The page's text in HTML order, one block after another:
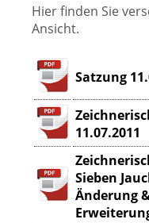
Hier finden Sie
Ansicht.
Satzung
11.07.2011
Sieben
Änderung